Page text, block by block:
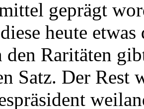
geprägt
heute
den Raritäten
Satz. Der Rest